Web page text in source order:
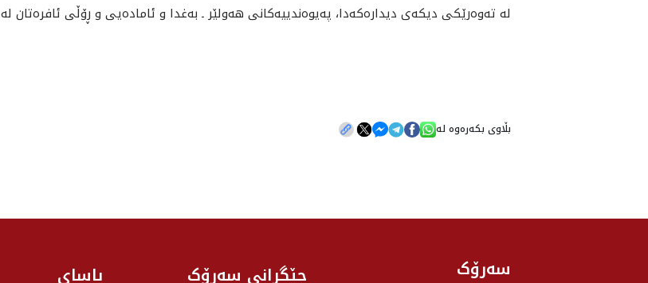
له‌ ته‌وه‌رێكى ديكه‌ى ديداره‌كه‌دا، په‌يوه‌ندييه‌كانی هه‌ولێر ـ به‌غدا و ئاماده‌يى و ڕۆڵى ئافره‌تان
بڵاوی بکەرەوە لە
سەرۆک جێگرانی سه‌رۆک یاسای